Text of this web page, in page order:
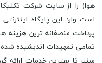
هوا) را از سایت شرکت
است وارد این پایگاه
پرداخت منصفانه ترین هزینه
تمامی تمهیدات اندیشیده
سنتر تا بهترین خدمات ارائه